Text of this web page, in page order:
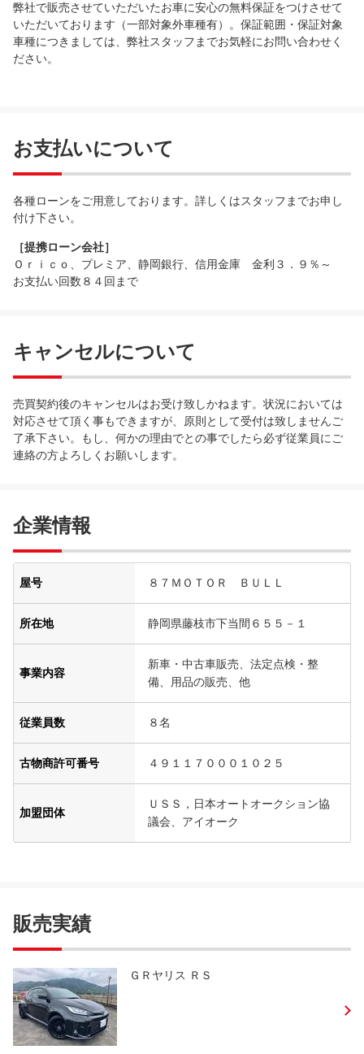
弊社で販売させていただいたお車に安心の無料保証をつけさせて
いただいております（一部対象外車種有）。保証範囲・保証対象
車種につきましては、弊社スタッフまでお気軽にお問い合わせく
ださい。
お支払いについて
各種ローンをご用意しております。詳しくはスタッフまでお申し
付け下さい。
［提携ローン会社］
Ｏｒｉｃｏ、プレミア、静岡銀行、信用金庫 金利３．９％～
お支払い回数８４回まで
キャンセルについて
売買契約後のキャンセルはお受け致しかねます。状況においては
対応させて頂く事もできますが、原則として受付は致しませんご
了承下さい。もし、何かの理由でとの事でしたら必ず従業員にご
連絡の方よろしくお願いします。
企業情報
屋号 ８７ＭＯＴＯＲ ＢＵＬＬ
所在地 静岡県藤枝市下当間６５５－１
事業内容
新車・中古車販売、法定点検・整
備、用品の販売、他
従業員数 ８名
古物商許可番号 ４９１１７０００１０２５
加盟団体
ＵＳＳ，日本オートオークション協
議会、アイオーク
販売実績
ＧＲヤリス ＲＳ